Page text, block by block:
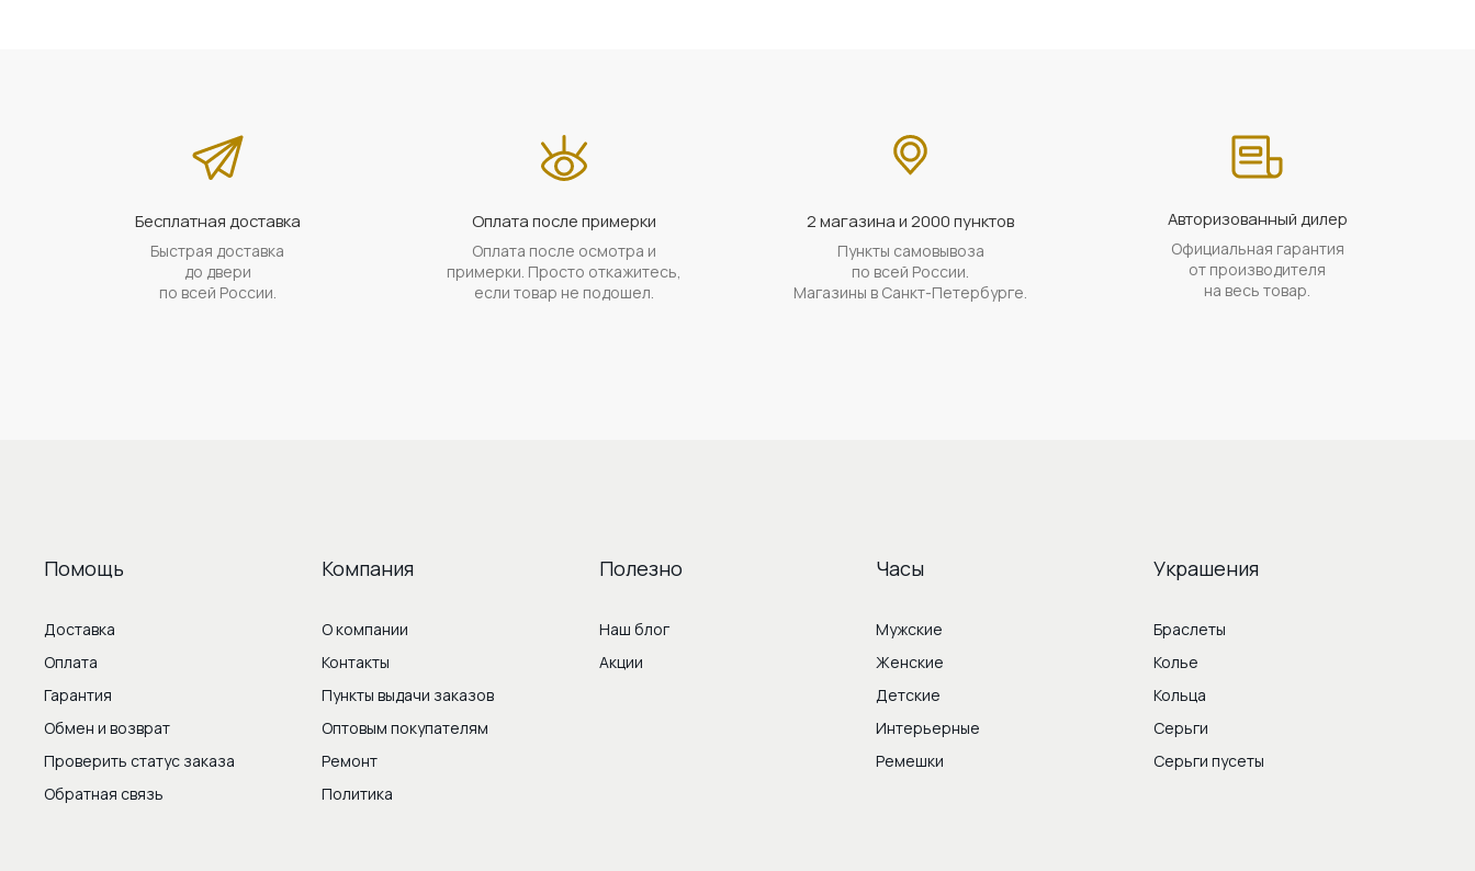
Бесплатная доставка
Быстрая доставка
до двери
по всей России.
Оплата после примерки
Оплата после осмотра и
примерки. Просто откажитесь,
если товар не подошел.
2 магазина и 2000 пунктов
Пункты самовывоза
по всей России.
Магазины в Санкт-Петербурге.
Авторизованный дилер
Официальная гарантия
от производителя
на весь товар.
Помощь
Доставка
Оплата
Гарантия
Обмен и возврат
Проверить статус заказа
Обратная связь
Компания
О компании
Контакты
Пункты выдачи заказов
Оптовым покупателям
Ремонт
Политика
Полезно
Наш блог
Акции
Часы
Мужские
Женские
Детские
Интерьерные
Ремешки
Украшения
Браслеты
Колье
Кольца
Серьги
Серьги пусеты